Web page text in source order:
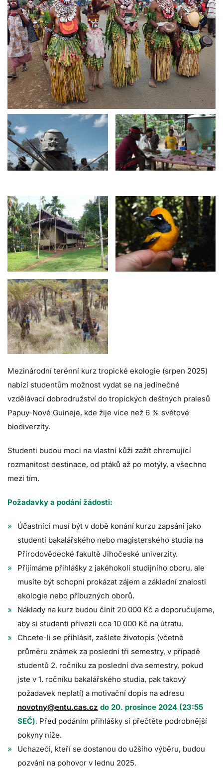
Mezinárodní terénní kurz tropické ekologie (srpen 2025)
nabízí studentům možnost vydat se na jedinečné
vzdělávací dobrodružství do tropických deštných pralesů
Papuy-Nové Guineje, kde žije více než 6 % světové
biodiverzity.
Studenti budou moci na vlastní kůži zažít ohromující
rozmanitost destinace, od ptáků až po motýly, a všechno
mezi tím.
Požadavky a podání žádosti:
Účastníci musí být v době konání kurzu zapsáni jako
studenti bakalářského nebo magisterského studia na
Přírodovědecké fakultě Jihočeské univerzity.
Přijímáme přihlášky z jakéhokoli studijního oboru, ale
musíte být schopni prokázat zájem a základní znalosti
ekologie nebo příbuzných oborů.
Náklady na kurz budou činit 20 000 Kč a doporučujeme,
aby si studenti přivezli cca 10 000 Kč na útratu.
Chcete-li se přihlásit, zašlete životopis (včetně
průměru známek za poslední tři semestry, v případě
studentů 2. ročníku za poslední dva semestry, pokud
jste v 1. ročníku bakalářského studia, pak takový
požadavek neplatí) a motivační dopis na adresu
novotny@entu.cas.cz do 20. prosince 2024 (23:55
SEČ). Před podáním přihlášky si přečtěte podrobnější
pokyny níže.
Uchazeči, kteří se dostanou do užšího výběru, budou
pozváni na pohovor v lednu 2025.